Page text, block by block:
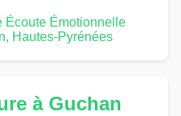
Écoute Émotionnelle
Hautes-Pyrénées
à Guchan